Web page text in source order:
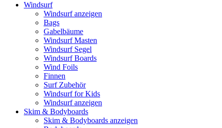
Windsurf
Windsurf anzeigen
Bags
Gabelbäume
Windsurf Masten
Windsurf Segel
Windsurf Boards
Wind Foils
Finnen
Surf Zubehör
Windsurf for Kids
Windsurf anzeigen
Skim & Bodyboards
Skim & Bodyboards anzeigen